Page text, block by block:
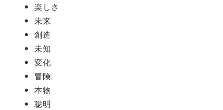
楽しさ
未来
創造
未知
変化
冒険
本物
聡明